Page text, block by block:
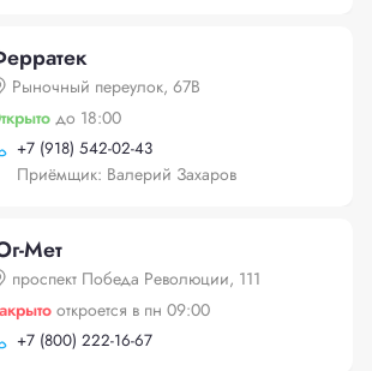
Рыночный переулок, 67В
до 18:00
+7 (918) 542-02-43
Приёмщик: Валерий Захаров
Мет
проспект Победа Революции, 111
откроется в пн 09:00
+7 (800) 222-16-67